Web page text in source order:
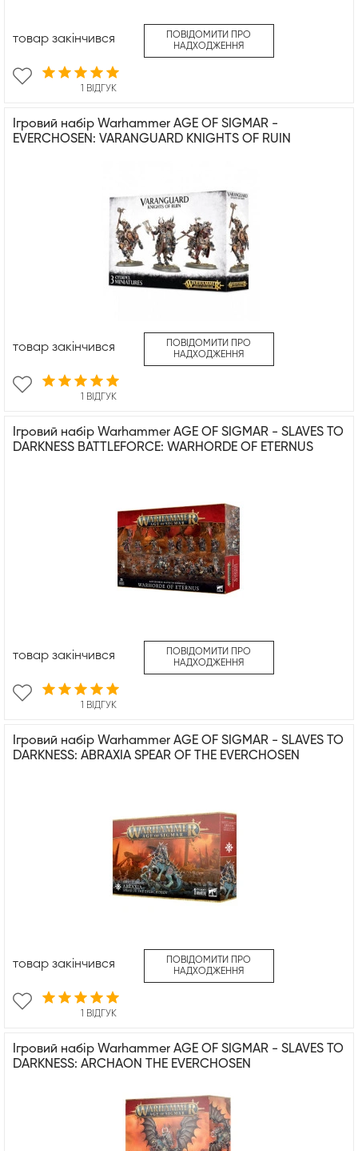
1 ВІДГУК
товар закінчився
ПОВІДОМИТИ ПРО
НАДХОДЖЕННЯ
Ігровий набір Warhammer AGE OF SIGMAR -
EVERCHOSEN: VARANGUARD KNIGHTS OF RUIN
1 ВІДГУК
товар закінчився
ПОВІДОМИТИ ПРО
НАДХОДЖЕННЯ
Ігровий набір Warhammer AGE OF SIGMAR - SLAVES TO
DARKNESS BATTLEFORCE: WARHORDE OF ETERNUS
1 ВІДГУК
товар закінчився
ПОВІДОМИТИ ПРО
НАДХОДЖЕННЯ
Ігровий набір Warhammer AGE OF SIGMAR - SLAVES TO
DARKNESS: ABRAXIA SPEAR OF THE EVERCHOSEN
1 ВІДГУК
товар закінчився
ПОВІДОМИТИ ПРО
НАДХОДЖЕННЯ
Ігровий набір Warhammer AGE OF SIGMAR - SLAVES TO
DARKNESS: ARCHAON THE EVERCHOSEN